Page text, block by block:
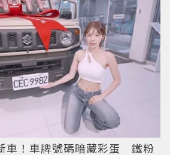
車！車牌號碼暗藏彩蛋 鐵粉